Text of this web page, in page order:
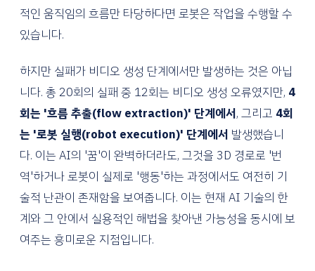
적인 움직임의 흐름만 타당하다면 로봇은 작업을 수행할 수
있습니다.
하지만 실패가 비디오 생성 단계에서만 발생하는 것은 아닙
니다. 총 20회의 실패 중 12회는 비디오 생성 오류였지만, 4
회는 '흐름 추출(flow extraction)' 단계에서, 그리고 4회
는 '로봇 실행(robot execution)' 단계에서 발생했습니
다. 이는 AI의 '꿈'이 완벽하더라도, 그것을 3D 경로로 '번
역'하거나 로봇이 실제로 '행동'하는 과정에서도 여전히 기
술적 난관이 존재함을 보여줍니다. 이는 현재 AI 기술의 한
계와 그 안에서 실용적인 해법을 찾아낸 가능성을 동시에 보
여주는 흥미로운 지점입니다.